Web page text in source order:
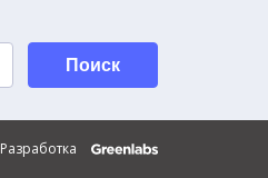
Поиск
Разработка